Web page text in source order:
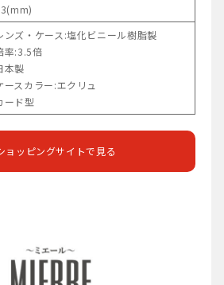
ンズ・ケース:塩化ビニール樹脂製
率:3.5倍
本製
ースカラー:エクリュ
ード型
ョッピングサイトで見る